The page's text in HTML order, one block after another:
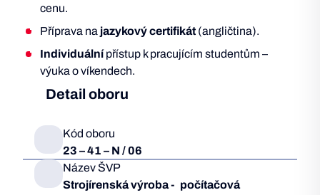
cenu.
Příprava na jazykový certifikát (angličtina).
Individuálnípřístup k pracujícím studentům –
výuka o víkendech.
Detail oboru
Kód oboru
23 – 41 – N / 06
Název ŠVP
Strojírenská výroba ‐ počítačová